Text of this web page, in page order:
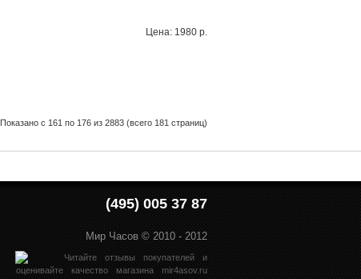
Цена: 1980 р.
Показано с 161 по 176 из 2883 (всего 181 страниц)
(495) 005 37 87
Мир Часов © 2010 - 2012